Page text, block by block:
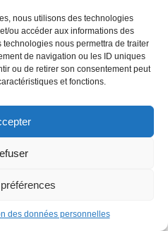
nous utilisons des technologies
ou accéder aux informations des
nous permettra de traiter
de navigation ou les ID uniques
ou de retirer son consentement peut
et fonctions.
des données personnelles
plus tranquilles… jusqu’au
à s’évader de prison et
leur échapper, June n’a
d’une arme étrange… une
même de décapiter un
les têtes fendues…